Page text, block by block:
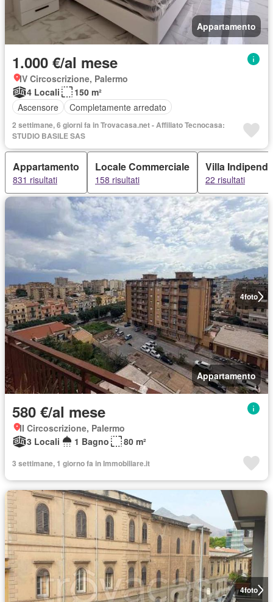
Appartamento
1.000 €/al mese
IV Circoscrizione, Palermo
4 Locali
150 m²
Ascensore
Completamente arredato
2 settimane, 6 giorni fa in Trovacasa.net - Affiliato Tecnocasa:
STUDIO BASILE SAS
Appartamento
831 risultati
Locale Commerciale
158 risultati
Villa
22 risultati
4foto
Appartamento
580 €/al mese
II Circoscrizione, Palermo
3 Locali
1 Bagno 80 m²
3 settimane, 1 giorno fa in Immobiliare.it
4foto